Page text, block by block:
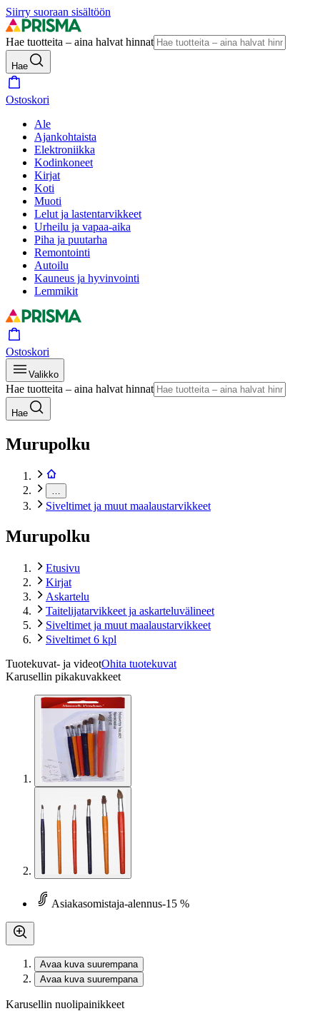
Siirry suoraan sisältöön
Hae tuotteita – aina halvat hinnat
Hae
Ostoskori
Ale
Ajankohtaista
Elektroniikka
Kodinkoneet
Kirjat
Koti
Muoti
Lelut ja lastentarvikkeet
Urheilu ja vapaa-aika
Piha ja puutarha
Remontointi
Autoilu
Kauneus ja hyvinvointi
Lemmikit
Ostoskori
Valikko
Hae tuotteita – aina halvat hinnat
Hae
Murupolku
Siveltimet ja muut maalaustarvikkeet
Murupolku
Etusivu
Kirjat
Askartelu
Taitelijatarvikkeet ja askarteluvälineet
Siveltimet ja muut maalaustarvikkeet
Siveltimet 6 kpl
Tuotekuvat- ja videotOhita tuotekuvat
Karusellin pikakuvakkeet
Asiakasomistaja-alennus-15 %
Avaa kuva suurempana
Avaa kuva suurempana
Karusellin nuolipainikkeet